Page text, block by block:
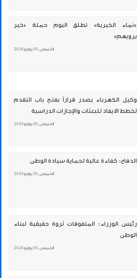
«نماء الخيرية» تطلق اليوم حملة «خير
يرويهم»
الخميس , 30 يوليو 2026
وكيل الكهرباء يصدر قراراً بفتح باب التقدم
لخطط الايفاد للبعثات والإجازات الدراسية
الخميس , 30 يوليو 2026
الدفاع: كفاءة عالية لحماية سيادة الوطن
الخميس , 30 يوليو 2026
رئيس الوزراء: المتفوقات ثروة حقيقية لبناء
الوطن
الخميس , 30 يوليو 2026